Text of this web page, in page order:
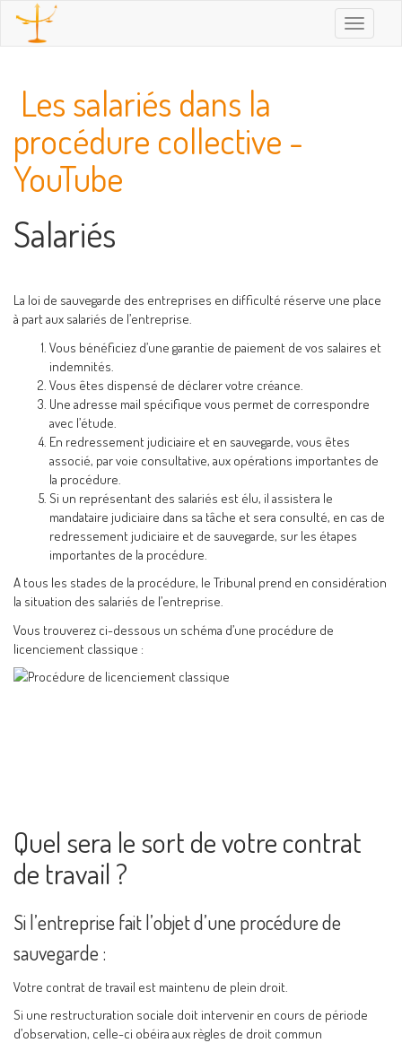
Toggle
Les salariés dans la
procédure collective -
YouTube
Salariés
La loi de sauvegarde des entreprises en difficulté réserve une place
à part aux salariés de l’entreprise.
Vous bénéficiez d’une garantie de paiement de vos salaires et
indemnités.
Vous êtes dispensé de déclarer votre créance.
Une adresse mail spécifique vous permet de correspondre
avec l’étude.
En redressement judiciaire et en sauvegarde, vous êtes
associé, par voie consultative, aux opérations importantes de
la procédure.
Si un représentant des salariés est élu, il assistera le
mandataire judiciaire dans sa tâche et sera consulté, en cas de
redressement judiciaire et de sauvegarde, sur les étapes
importantes de la procédure.
A tous les stades de la procédure, le Tribunal prend en considération
la situation des salariés de l’entreprise.
Vous trouverez ci-dessous un schéma d’une procédure de
licenciement classique :
Quel sera le sort de votre contrat
de travail ?
Si l’entreprise fait l’objet d’une procédure de
sauvegarde :
Votre contrat de travail est maintenu de plein droit.
Si une restructuration sociale doit intervenir en cours de période
d’observation, celle-ci obéira aux règles de droit commun